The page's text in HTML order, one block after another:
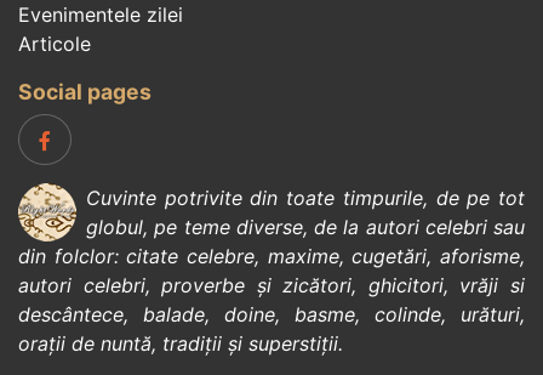
Evenimentele zilei
Articole
Social pages
Cuvinte potrivite din toate timpurile, de pe tot
globul, pe teme diverse, de la autori celebrisau
din folclor:citate celebre, maxime,cugetări,aforisme,
autori celebri,proverbe și zicători, ghicitori, vrăji si
descântece, balade, doine, basme, colinde, urături,
orații de nuntă, tradiții și superstiții.